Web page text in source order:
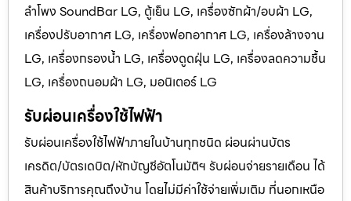
ลำโพง SoundBar LG, ตู้เย็น LG, เครื่องซักผ้า/อบผ้า LG,
เครื่องปรับอากาศ LG, เครื่องฟอกอากาศ LG, เครื่องล้างจาน
LG, เครื่องกรองน้ำ LG, เครื่องดูดฝุ่น LG, เครื่องลดความชื้น
LG, เครื่องถนอมผ้า LG, มอนิเตอร์ LG
รับผ่อนเครื่องใช้ไฟฟ้า
รับผ่อนเครื่องใช้ไฟฟ้าภายในบ้านทุกชนิด ผ่อนผ่านบัตร
เครดิต/บัตรเดบิต/หักบัญชีอัตโนมัติฯ รับผ่อนจ่ายรายเดือน ได้
สินค้าบริการคุณถึงบ้าน โดยไม่มีค่าใช้จ่ายเพิ่มเติม ที่นอกเหนือ